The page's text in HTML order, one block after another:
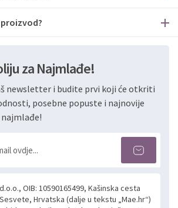
za Najmlađe!
newsletter i budite prvi koji će otkriti
posebne popuste i najnovije
najmlađe!
OIB: 10590165499, Kašinska cesta
Hrvatska (dalje u tekstu „Mae.hr“)